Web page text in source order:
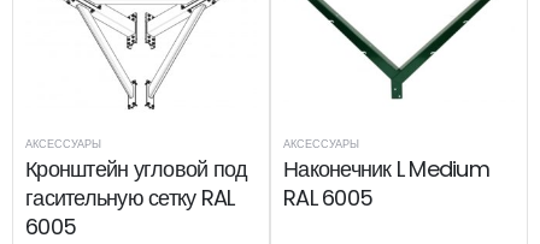
АКСЕССУАРЫ
Кронштейн угловой под
гасительную сетку RAL
6005
АКСЕССУАРЫ
Наконечник L Medium
RAL 6005